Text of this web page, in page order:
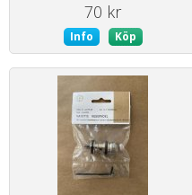
70 kr
Info Köp